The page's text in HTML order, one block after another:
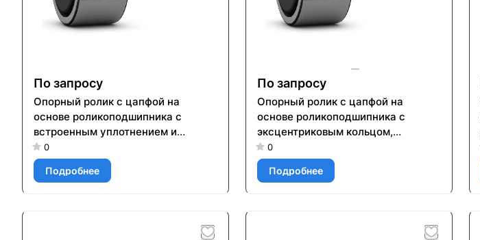
По запросу
Опорный ролик с цапфой на
основе роликоподшипника с
встроенным уплотнением и
элементами для повторного
смазывания KR 80 PPXA
0
Подробнее
По запросу
Опорный ролик с цапфой на
основе роликоподшипника с
эксцентриковым кольцом,
встроенным уплотнением и
элементами для повторного
смазывания KRVE 90 PPA
0
Подробнее